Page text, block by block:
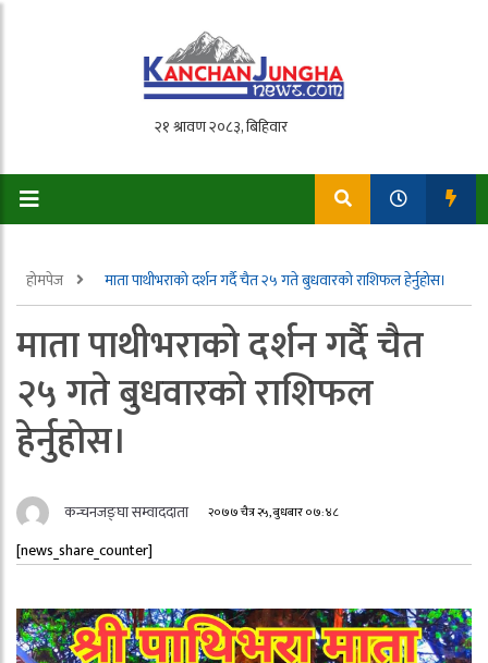
होमपेज माता पाथीभराको दर्शन गर्दै चैत २५ गते बुधवारको राशिफल हेर्नुहोस।
माता पाथीभराको दर्शन गर्दै चैत
२५ गते बुधवारको राशिफल
हेर्नुहोस।
कन्चनजङ्घा सम्वाददाता २०७७ चैत्र २५, बुधबार ०७:४८
[news_share_counter]